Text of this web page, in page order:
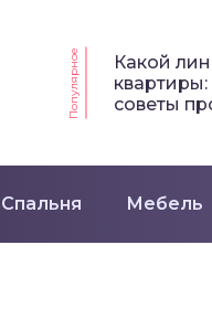
Популярное
Какой
советы
Спальня Мебель